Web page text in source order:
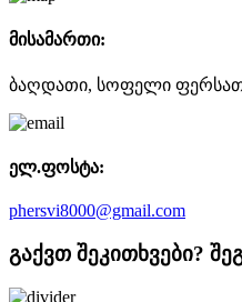
მისამართი:
ბაღდათი, სოფელი
ელ.ფოსტა:
phersvi8000@gmail.com
გაქვთ შეკითხვები?